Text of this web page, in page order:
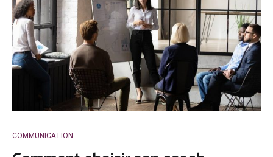
COMMUNICATION